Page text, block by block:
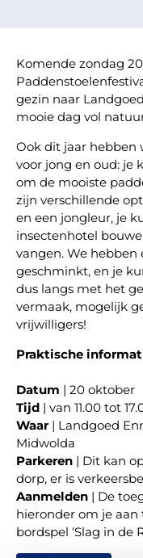
Komende zondag
gezin naar
mooie dag vol
Ook dit jaar hebben
voor jong en oud: je
om de mooiste
zijn verschillende
en een jongleur, je
insectenhotel
vangen. We
geschminkt, en je
dus langs met het
vermaak, mogelijk
vrijwilligers!
Praktische
Datum | 20 oktober
Tijd | van 11.00 tot
Waar| Landgoed
Midwolda
Parkeren | Dit kan
dorp, er is
Aanmelden | De
hieronder om je
bordspel ‘Slag in de